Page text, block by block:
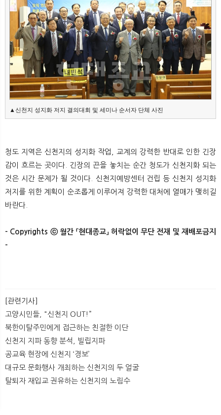
▲신천지 성지화 저지 결의대회 및 세미나 순서자 단체 사진
청도 지역은 신천지의 성지화 작업, 교계의 강력한 반대로 인한 긴장
감이 흐르는 곳이다. 긴장의 끈을 놓치는 순간 청도가 신천지화 되는
것은 시간 문제가 될 것이다. 신천지예방센터 건립 등 신천지 성지화
저지를 위한 계획이 순조롭게 이루어져 강력한 대처에 열매가 맺히길
바란다.
- Copyrights ⓒ 월간 「현대종교」 허락없이 무단 전재 및 재배포금지
-
[관련기사]
고양시민들, "신천지 OUT!”
북한이탈주민에게 접근하는 친절한 이단
신천지 지파 동향 분석, 빌립지파
공교육 현장에 신천지 ‘경보’
대규모 문화행사 개최하는 신천지의 두 얼굴
탈퇴자 재입교 권유하는 신천지의 노림수